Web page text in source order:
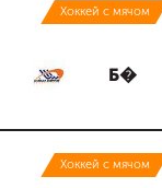
Хоккей с мячом
Б�
Хоккей с мячом